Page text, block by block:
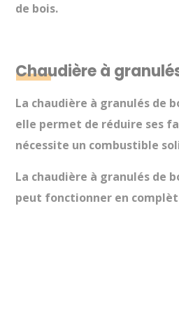
de bois.
Chaudière à
La chaudière à granulés de
elle permet de réduire ses
nécessite un combustible
La chaudière à granulés de
peut fonctionner en